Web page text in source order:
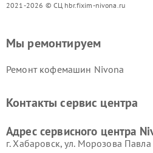
2021-2026 © СЦ hbr.fixim-nivona.ru
Мы ремонтируем
Ремонт кофемашин Nivona
Контакты сервис центра
Адрес сервисного центра
г. Хабаровск, ул. Морозова